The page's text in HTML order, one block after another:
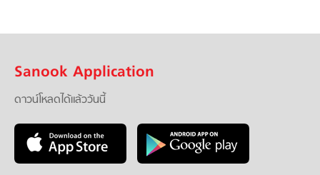
Sanook Application
ดาวน์โหลดได้แล้ววันนี้